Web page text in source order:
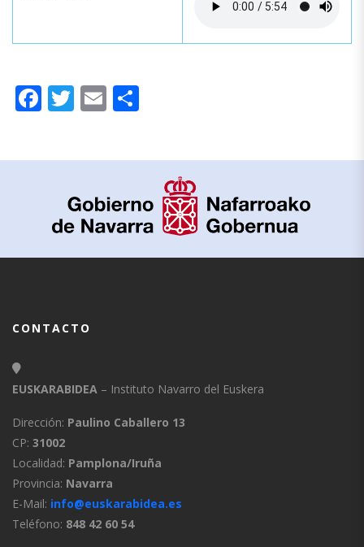
Facebook
Twitter
Email
CONTACTO
EUSKARABIDEA – Instituto Navarro del Euskera
Dirección: Paulino Caballero 13
CP: 31002
Localidad: Pamplona/Iruña
Provincia: Navarra
E-Mail: info@euskarabidea.es
Teléfono: 848 42 60 54